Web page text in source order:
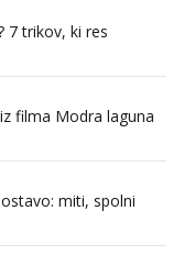
7 trikov, ki res
filma Modra laguna
miti, spolni